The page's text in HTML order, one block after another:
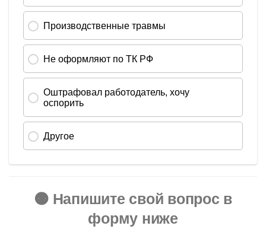
🟠 Напишите свой вопрос в
форму ниже